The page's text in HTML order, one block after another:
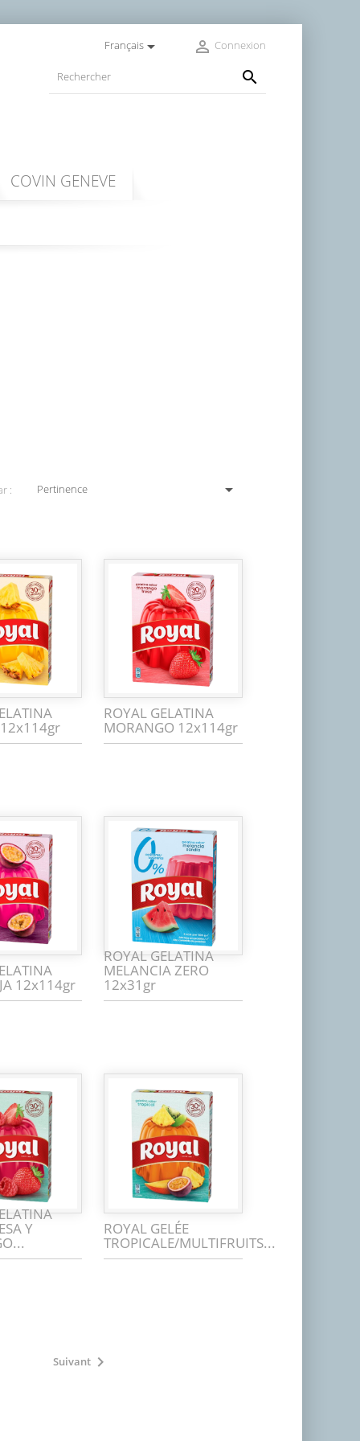
Français  Connexion
COVIN GENEVE

: Pertinence 
ROYAL GELATINA
MORANGO 12x114gr
12x114gr
ROYAL GELATINA
MELANCIA ZERO
12x31gr
Y ROYAL GELÉE
TROPICALE/MULTIFRUITS...
Suivant 